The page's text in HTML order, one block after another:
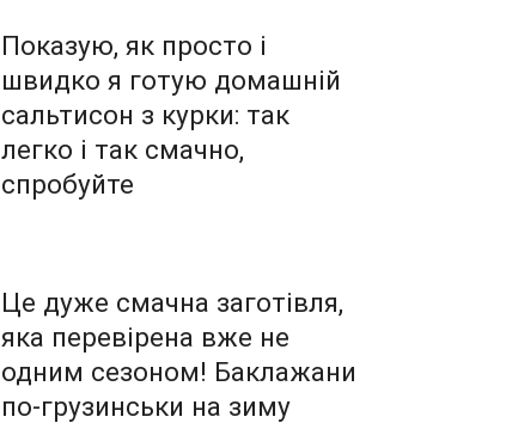
Показую, як просто і
швидко я готую домашній
сальтисон з курки: так
легко і так смачно,
спробуйте
Це дуже смачна заготівля,
яка перевірена вже не
одним сезоном! Баклажани
по-грузинськи на зиму